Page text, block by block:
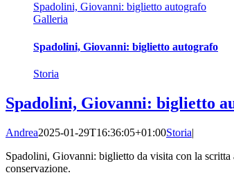
Spadolini, Giovanni: biglietto autografo
Galleria
Spadolini, Giovanni: biglietto autografo
Storia
Spadolini, Giovanni: biglietto
Andrea2025-01-29T16:36:05+01:00Storia|
Spadolini, Giovanni: biglietto da visita con la
conservazione.